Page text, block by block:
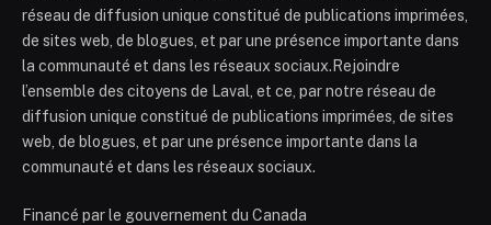
réseau de diffusion unique constitué de publications imprimées,
de sites web, de blogues, et par une présence importante dans
la communauté et dans les réseaux sociaux.Rejoindre
l’ensemble des citoyens de Laval, et ce, par notre réseau de
diffusion unique constitué de publications imprimées, de sites
web, de blogues, et par une présence importante dans la
communauté et dans les réseaux sociaux.
Financé par le gouvernement du Canada